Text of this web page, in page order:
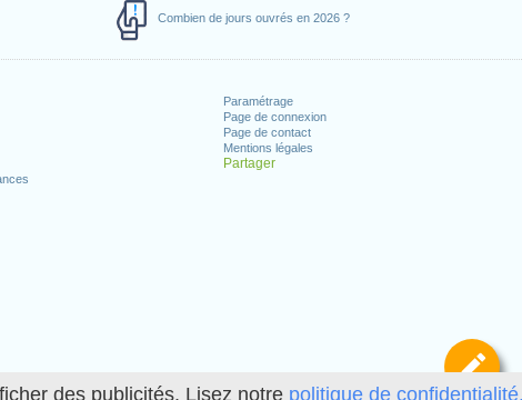
des publicités. Lisez notre politique de
Combien de jours ouvrés en 2026 ?
Paramétrage
Page de connexion
Page de contact
Mentions légales
Partager